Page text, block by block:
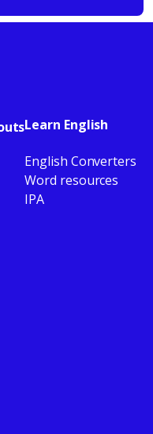
Learn English
English Converters
Word resources
IPA